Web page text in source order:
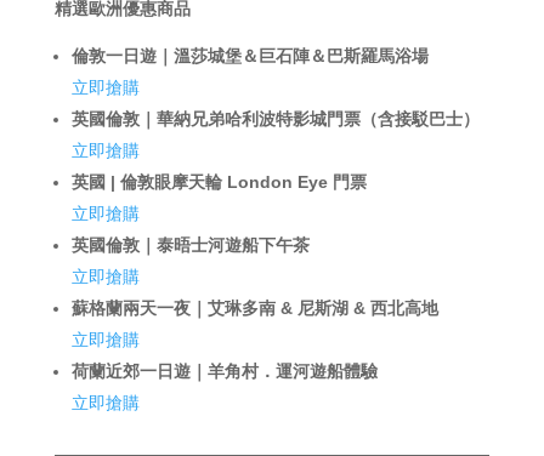
精選歐洲優惠商品
倫敦一日遊｜溫莎城堡＆巨石陣＆巴斯羅馬浴場
立即搶購
英國倫敦｜華納兄弟哈利波特影城門票（含接駁巴士）
立即搶購
英國 | 倫敦眼摩天輪 London Eye 門票
立即搶購
英國倫敦｜泰晤士河遊船下午茶
立即搶購
蘇格蘭兩天一夜｜艾琳多南 & 尼斯湖 & 西北高地
立即搶購
荷蘭近郊一日遊｜羊角村．運河遊船體驗
立即搶購